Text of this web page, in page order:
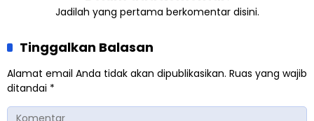
Jadilah yang pertama berkomentar disini.
Tinggalkan Balasan
Alamat email Anda tidak akan dipublikasikan. Ruas yang wajib
ditandai *